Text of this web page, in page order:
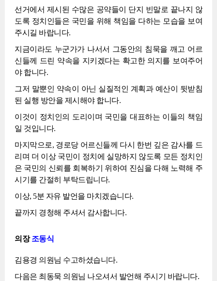
선거에서 제시된 수많은 공약들이 단지 빈말로 끝나지 않
도록 정치인들은 국민을 위해 책임을 다하는 모습을 보여
주시길 바랍니다.
지금이라도 누군가가 나서서 그동안의 침묵을 깨고 어르
신들께 드린 약속을 지키겠다는 확고한 의지를 보여주어
야 합니다.
그저 말뿐인 약속이 아닌 실질적인 계획과 예산이 뒷받침
된 실행 방안을 제시해야 합니다.
이것이 정치인의 도리이며 국민을 대표하는 이들의 책임
일 것입니다.
마지막으로, 경로당 어르신들께 다시 한번 깊은 감사를 드
리며 더 이상 국민이 정치에 실망하지 않도록 모든 정치인
은 국민의 신뢰를 회복하기 위하여 진심을 다해 노력해 주
시기를 간절히 부탁드립니다.
이상, 5분 자유 발언을 마치겠습니다.
끝까지 경청해 주셔서 감사합니다.
의장조동식
김용경 의원님 수고하셨습니다.
다음은 최동묵 의원님 나오셔서 발언해 주시기 바랍니다.